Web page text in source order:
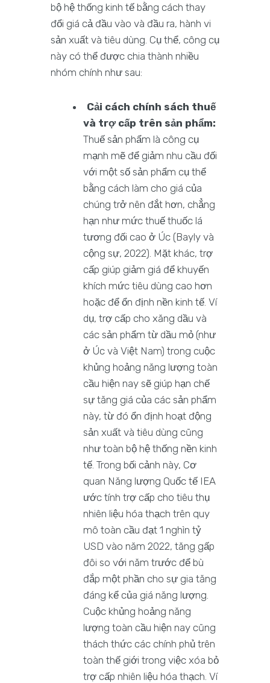
bộ hệ thống kinh tế bằng cách thay
đổi giá cả đầu vào và đầu ra, hành vi
sản xuất và tiêu dùng. Cụ thể, công cụ
này có thể được chia thành nhiều
nhóm chính như sau:
Cải cách chính sách thuế
và trợ cấp trên sản phẩm:
Thuế sản phẩm là công cụ
mạnh mẽ để giảm nhu cầu đối
với một số sản phẩm cụ thể
bằng cách làm cho giá của
chúng trở nên đắt hơn, chẳng
hạn như mức thuế thuốc lá
tương đối cao ở Úc (Bayly và
cộng sự, 2022). Mặt khác, trợ
cấp giúp giảm giá để khuyến
khích mức tiêu dùng cao hơn
hoặc để ổn định nền kinh tế. Ví
dụ, trợ cấp cho xăng dầu và
các sản phẩm từ dầu mỏ (như
ở Úc và Việt Nam) trong cuộc
khủng hoảng năng lượng toàn
cầu hiện nay sẽ giúp hạn chế
sự tăng giá của các sản phẩm
này, từ đó ổn định hoạt động
sản xuất và tiêu dùng cũng
như toàn bộ hệ thống nền kinh
tế. Trong bối cảnh này, Cơ
quan Năng lượng Quốc tế IEA
ước tính trợ cấp cho tiêu thụ
nhiên liệu hóa thạch trên quy
mô toàn cầu đạt 1 nghìn tỷ
USD vào năm 2022, tăng gấp
đôi so với năm trước để bù
đắp một phần cho sự gia tăng
đáng kể của giá năng lượng.
Cuộc khủng hoảng năng
lượng toàn cầu hiện nay cũng
thách thức các chính phủ trên
toàn thế giới trong việc xóa bỏ
trợ cấp nhiên liệu hóa thạch. Ví